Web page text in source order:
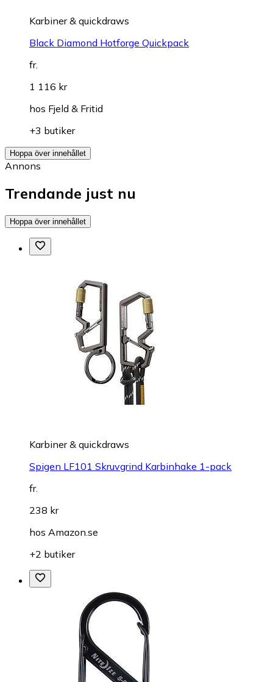
Karbiner & quickdraws
Black Diamond Hotforge Quickpack
fr.
1 116 kr
hos Fjeld & Fritid
+3 butiker
Hoppa över innehållet
Annons
Trendande just nu
Hoppa över innehållet
Karbiner & quickdraws
Spigen LF101 Skruvgrind Karbinhake 1-pack
fr.
238 kr
hos Amazon.se
+2 butiker